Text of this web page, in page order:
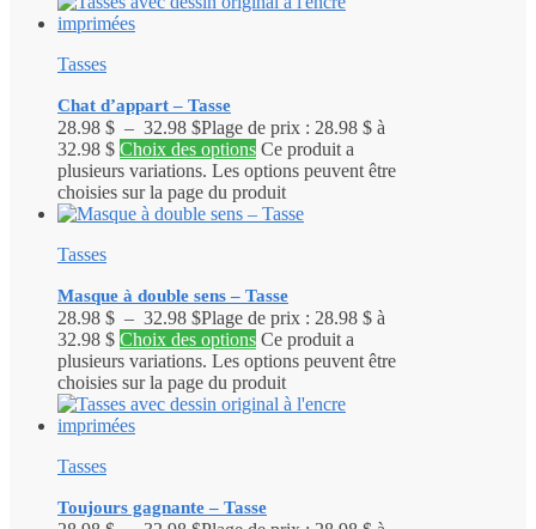
Tasses
Chat d’appart – Tasse
28.98 $ – 32.98 $Plage de prix : 28.98 $ à
32.98 $ Choix des options Ce produit a
plusieurs variations. Les options peuvent être
choisies sur la page du produit
Tasses
Masque à double sens – Tasse
28.98 $ – 32.98 $Plage de prix : 28.98 $ à
32.98 $ Choix des options Ce produit a
plusieurs variations. Les options peuvent être
choisies sur la page du produit
Tasses
Toujours gagnante – Tasse